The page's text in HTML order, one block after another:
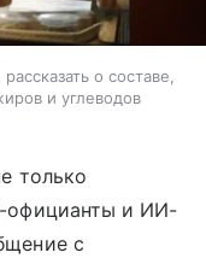
о составе,
и углеводов
только
официанты и ИИ-
с